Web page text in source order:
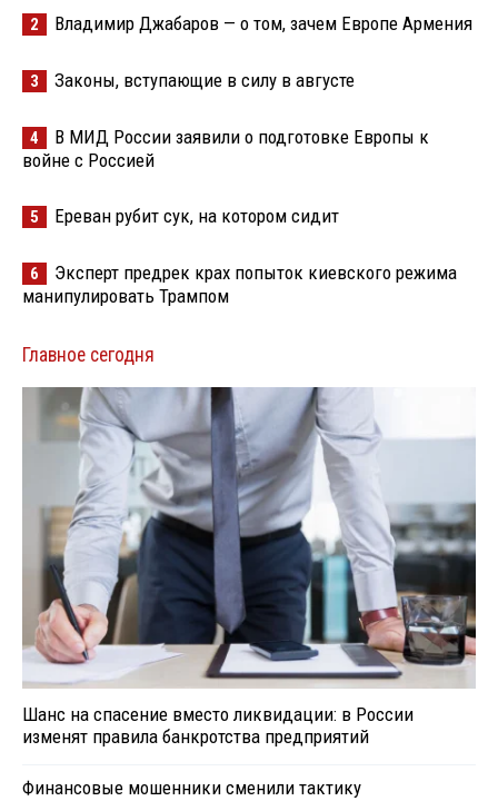
2 Владимир Джабаров — о том, зачем Европе Армения
3 Законы, вступающие в силу в августе
4
В МИД России заявили о подготовке Европы к
войне с Россией
5 Ереван рубит сук, на котором сидит
6
Эксперт предрек крах попыток киевского режима
манипулировать Трампом
Главное сегодня
Шанс на спасение вместо ликвидации: в России
изменят правила банкротства предприятий
Финансовые мошенники сменили тактику